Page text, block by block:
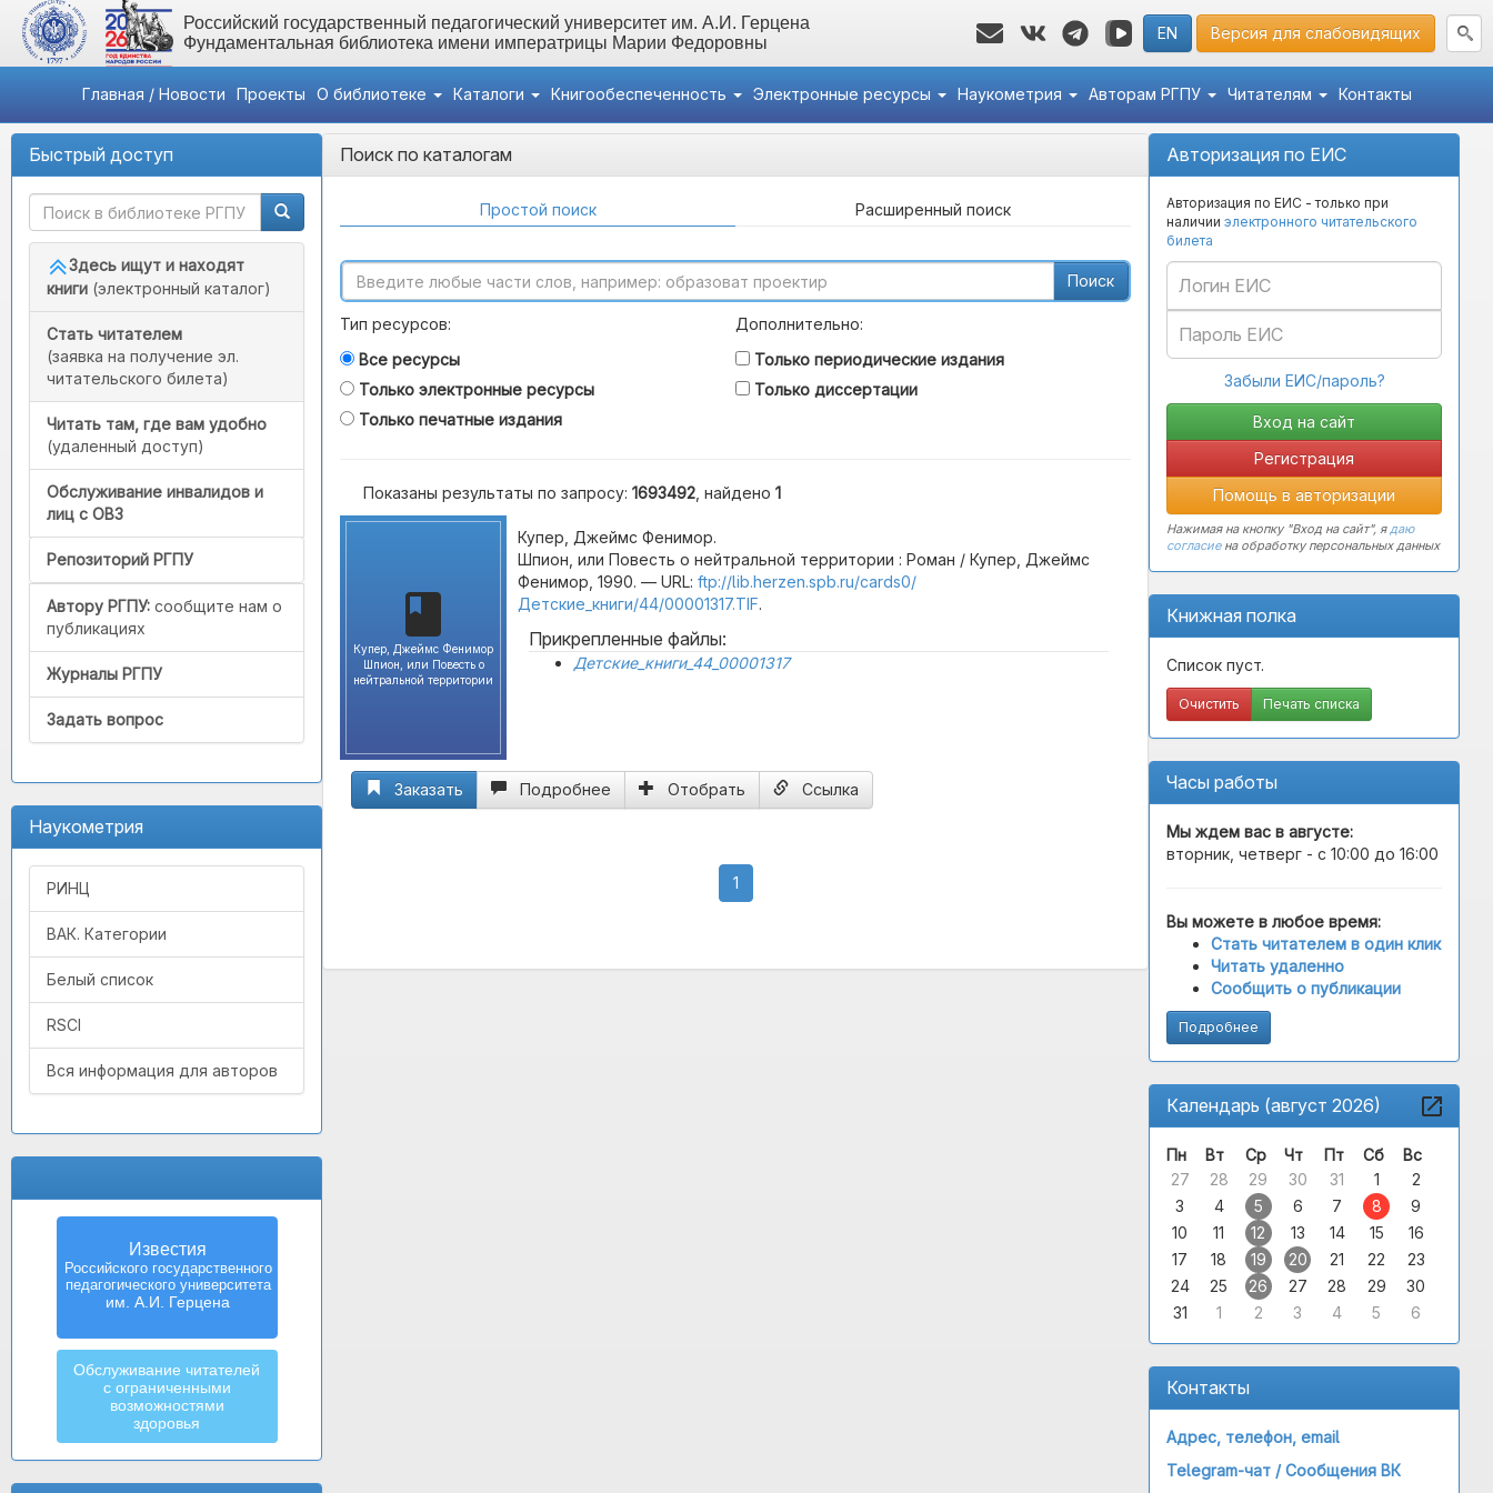
Российский государственный педагогический университет им. А.И. Герцена
Фундаментальная библиотека имени императрицы Марии Федоровны
EN Версия для слабовидящих
Главная / Новости Проекты О библиотеке Каталоги Книгообеспеченность Электронные ресурсы Наукометрия Авторам РГПУ Читателям Контакты
Быстрый доступ
Здесь ищут и находят
книги (электронный каталог)
Стать читателем
(заявка на получение эл.
читательского билета)
Читать там, где вам удобно
(удаленный доступ)
Обслуживание инвалидов и
лиц с ОВЗ
Репозиторий РГПУ
Автору РГПУ: сообщите нам о
публикациях
Журналы РГПУ
Задать вопрос
Наукометрия
РИНЦ
ВАК. Категории
Белый список
RSCI
Вся информация для авторов
Известия
Российского государственного
педагогического университета
им. А.И. Герцена
Izvestia:
Herzen University
Journal of
Humanities & Sciences
Обслуживание читателей
с ограниченными
возможностями
здоровья
Авторизация по ЕИС
Авторизация по ЕИС - только при
наличии электронного читательского
билета
Забыли ЕИС/пароль?
Регистрация
Помощь в авторизации
Нажимая на кнопку "Вход на сайт", ядаю
согласиена обработку персональных данных
Книжная полка
Список пуст.
Очистить Печать списка
Часы работы
Мы ждем вас в августе:
вторник, четверг - с 10:00 до 16:00
Вы можете в любое время:
Стать читателем в один клик
Читать удаленно
Сообщить о публикации
Подробнее
Календарь (август 2026)
Пн Вт Ср Чт Пт Сб
Вс
27
28 29 30 31 1
2
3
4 5 6 7 8
9
10
11 12 13 14 15
16
17
18 19 20 21 22
23
24
25 26 27 28 29
30
31
1 2 3 4 5 6
Контакты
Адрес, телефон, email
Telegram-чат /Сообщения ВК
Поиск по каталогам
Простой поиск Расширенный поиск
Поиск
Тип ресурсов:
Все ресурсы
Только электронные ресурсы
Только печатные издания
Дополнительно:
Только периодические издания
Только диссертации
Показаны результаты по запросу: 1693492 , найдено 1
Купер, Джеймс Фенимор
Шпион, или Повесть о
нейтральной территории
Купер, Джеймс Фенимор.
Шпион, или Повесть о нейтральной территории : Роман / Купер, Джеймс
Фенимор, 1990. — URL: ftp://lib.herzen.spb.ru/cards0/
Детские_книги/44/00001317.TIF.
Прикрепленные файлы:
Детские_книги_44_00001317
Заказать Подробнее Отобрать Ссылка
1(current)